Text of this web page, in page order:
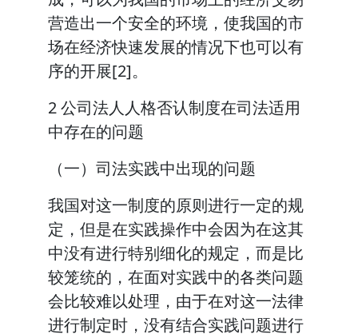
营造出一个安全的环境，使我国的市
场在经济快速发展的情况下也可以有
序的开展[2]。
2 公司法人人格否认制度在司法适用
中存在的问题
（一）司法实践中出现的问题
我国对这一制度的原则进行一定的规
定，但是在实践操作中会因为在这其
中没有进行特别细化的规定，而是比
较笼统的，在面对实践中的各类问题
会比较难以处理，由于在对这一法律
进行制定时，没有结合实践问题进行